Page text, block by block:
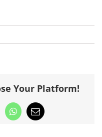
Your Platform!
WhatsApp
Email